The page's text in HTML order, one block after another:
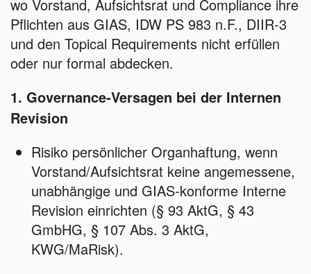
wo Vorstand, Aufsichtsrat und Compliance ihre
Pflichten aus GIAS, IDW PS 983 n.F., DIIR‑3
und den Topical Requirements nicht erfüllen
oder nur formal abdecken.
1. Governance‑Versagen bei der Internen
Revision
Risiko persönlicher Organhaftung, wenn
Vorstand/Aufsichtsrat keine angemessene,
unabhängige und GIAS‑konforme Interne
Revision einrichten (§ 93 AktG, § 43
GmbHG, § 107 Abs. 3 AktG,
KWG/MaRisk).